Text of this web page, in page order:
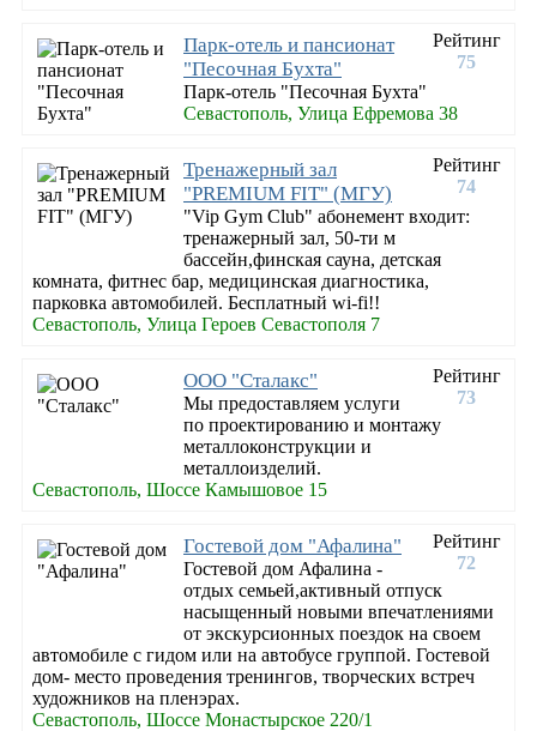
Рейтинг
75
Парк-отель и пансионат
"Песочная Бухта"
Парк-отель "Песочная Бухта"
Севастополь, Улица Ефремова 38
Рейтинг
74
Тренажерный зал
"PREMIUM FIT" (МГУ)
"Vip Gym Club" абонемент входит:
тренажерный зал, 50-ти м
бассейн,финская сауна, детская
комната, фитнес бар, медицинская диагностика,
парковка автомобилей. Бесплатный wi-fi!!
Севастополь, Улица Героев Севастополя 7
Рейтинг
73
ООО "Сталакс"
Мы предоставляем услуги
по проектированию и монтажу
металлоконструкции и
металлоизделий.
Севастополь, Шоссе Камышовое 15
Рейтинг
72
Гостевой дом "Афалина"
Гостевой дом Афалина -
отдых семьей,активный отпуск
насыщенный новыми впечатлениями
от экскурсионных поездок на своем
автомобиле с гидом или на автобусе группой. Гостевой
дом- место проведения тренингов, творческих встреч
художников на пленэрах.
Севастополь, Шоссе Монастырское 220/1